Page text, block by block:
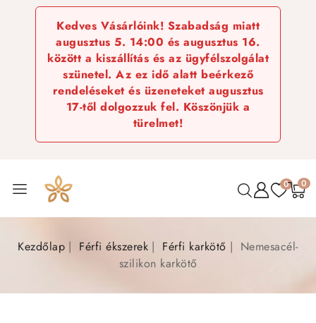
Kedves Vásárlóink! Szabadság miatt
augusztus 5. 14:00 és augusztus 16.
között a kiszállítás és az ügyfélszolgálat
szünetel. Az ez idő alatt beérkező
rendeléseket és üzeneteket augusztus
17-től dolgozzuk fel. Köszönjük a
türelmet!
0 0
Kezdőlap Férfi ékszerek Férfi karkötő
Nemesacél-
szilikon karkötő